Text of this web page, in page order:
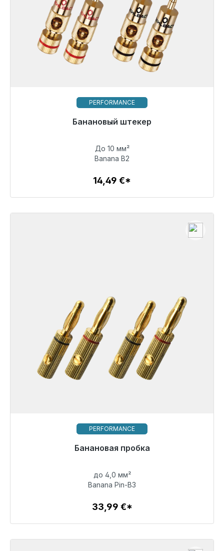
PERFORMANCE
Банановый штекер
14,49 €
Детали
До 10 мм²
Banana B2
14,49 €*
PERFORMANCE
Банановая пробка
Готовы к немедленной отправке, срок поставки
33,99 €
Детали
до 4,0 мм²
Banana Pin-B3
33,99 €*